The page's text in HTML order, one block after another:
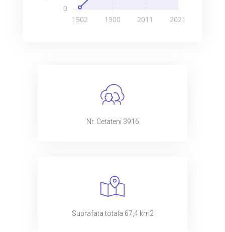
Nr. Cetateni 3916
Suprafata totala 67,4 km2